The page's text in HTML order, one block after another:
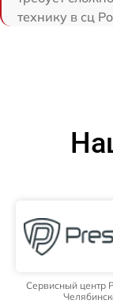
технику в сц
Сервисный центр